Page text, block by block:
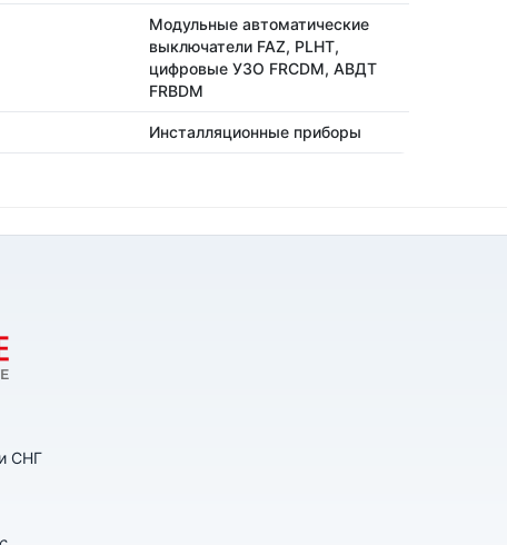
Модульные автоматические
выключатели FAZ, PLHT,
цифровые УЗО FRCDM, АВДТ
FRBDM
Инсталляционные приборы
СНГ